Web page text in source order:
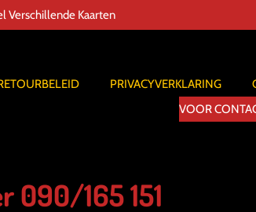
Verschillende Kaarten
PRIVACYVERKLARING
VOOR
090/165 151